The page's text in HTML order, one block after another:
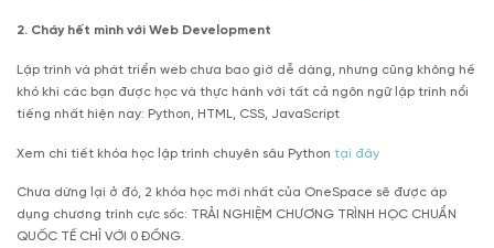
2. Cháy hết mình với Web Development
Lập trình và phát triển web chưa bao giờ dễ dàng, nhưng cũng không hề
khó khi các bạn được học và thực hành với tất cả ngôn ngữ lập trình nổi
tiếng nhất hiện nay: Python, HTML, CSS, JavaScript
Xem chi tiết khóa học lập trình chuyên sâu Python tại đây
Chưa dừng lại ở đó, 2 khóa học mới nhất của OneSpace sẽ được áp
dụng chương trình cực sốc: TRẢI NGHIỆM CHƯƠNG TRÌNH HỌC CHUẨN
QUỐC TẾ CHỈ VỚI 0 ĐỒNG.